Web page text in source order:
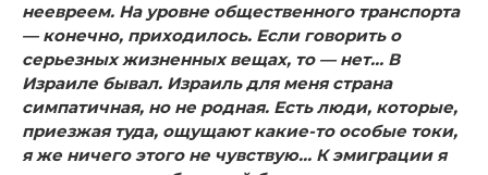
неевреем. На уровне общественного транспорта
— конечно, приходилось. Если говорить о
серьезных жизненных вещах, то — нет… В
Израиле бывал. Израиль для меня страна
симпатичная, но не родная. Есть люди, которые,
приезжая туда, ощущают какие-то особые токи,
я же ничего этого не чувствую… К эмиграции я